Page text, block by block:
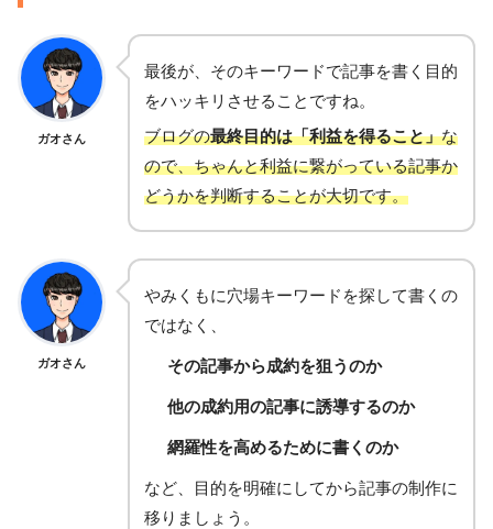
ガオさん
最後が、そのキーワードで記事を書く目的
をハッキリさせることですね。
ブログの最終目的は「利益を得ること」な
ので、ちゃんと利益に繋がっている記事か
どうかを判断することが大切です。
ガオさん
やみくもに穴場キーワードを探して書くの
ではなく、
その記事から成約を狙うのか
他の成約用の記事に誘導するのか
網羅性を高めるために書くのか
など、目的を明確にしてから記事の制作に
移りましょう。